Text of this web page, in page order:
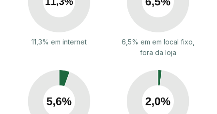
11,3% em internet
6,5% em em local fixo,
fora da loja